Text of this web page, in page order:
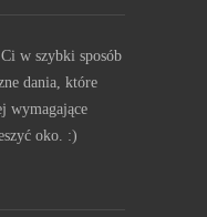
w szybki sposób
dania, które
wymagające
oko. :)